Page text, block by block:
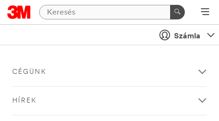
Számla
CÉGÜNK
HÍREK